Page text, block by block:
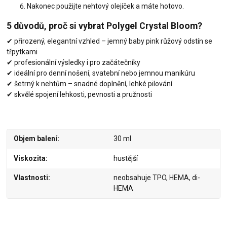
Nakonec použijte nehtový olejíček a máte hotovo.
5 důvodů, proč si vybrat Polygel Crystal Bloom?
✔ přirozený, elegantní vzhled – jemný baby pink růžový odstín se
třpytkami
✔ profesionální výsledky i pro začátečníky
✔ ideální pro denní nošení, svatební nebo jemnou manikúru
✔ šetrný k nehtům – snadné doplnění, lehké pilování
✔ skvělé spojení lehkosti, pevnosti a pružnosti
Objem balení 30 ml
Viskozita hustější
Vlastnosti
neobsahuje TPO, HEMA, di-
HEMA